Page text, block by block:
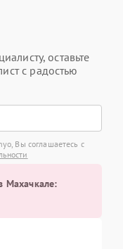
оставьте
с радостью
Вы соглашаетесь с
Махачкале: